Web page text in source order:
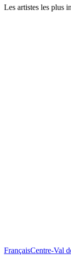
Les artistes les plus
FrançaisCentre-Val